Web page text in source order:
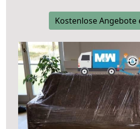
Kostenlose Angebote